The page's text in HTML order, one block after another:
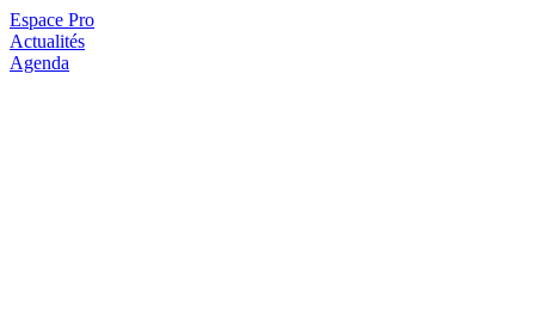
Espace Pro
Actualités
Agenda